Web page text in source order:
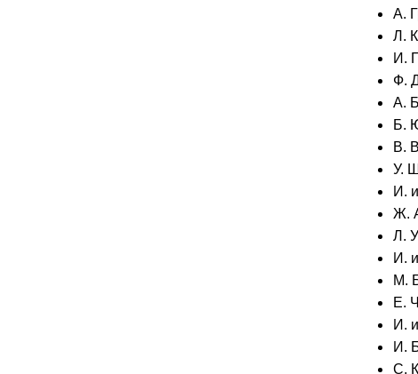
А.
Л.
И.
Ф.
А.
Б.
В.
У.
И.
Ж.
Л.
И.
М.
Е.
И.
И.
С.